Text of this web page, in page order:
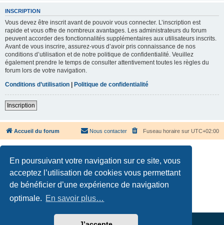
En poursuivant votre navigation sur ce site, vous
acceptez l’utilisation de cookies vous permettant
de bénéficier d’une expérience de navigation
optimale. En savoir plus…
INSCRIPTION
Vous devez être inscrit avant de pouvoir vous connecter. L’inscription est
rapide et vous offre de nombreux avantages. Les administrateurs du forum
peuvent accorder des fonctionnalités supplémentaires aux utilisateurs inscrits.
Avant de vous inscrire, assurez-vous d’avoir pris connaissance de nos
conditions d’utilisation et de notre politique de confidentialité. Veuillez
également prendre le temps de consulter attentivement toutes les règles du
forum lors de votre navigation.
Conditions d’utilisation
Politique de confidentialité
Inscription
Accueil du forum Fuseau horaire sur UTC+02:00
Nous contacter
Développé parphpBB® Forum Software © phpBB Limited
Confidentialité